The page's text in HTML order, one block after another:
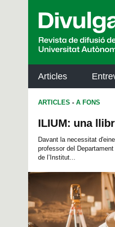
Articles
ARTICLES - A FONS
ILIUM: una
Davant la necessitat
professor del
de l’Institut...